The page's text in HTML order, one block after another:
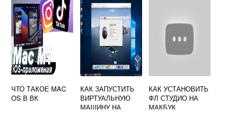
ЧТО ТАКОЕ MAC
OS В ВК
КАК ЗАПУСТИТЬ
ВИРТУАЛЬНУЮ
МАШИНУ НА
КАК УСТАНОВИТЬ
ФЛ СТУДИО НА
МАКБУК